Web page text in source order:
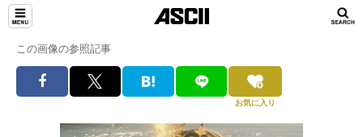
この画像の参照記事
お気に入り